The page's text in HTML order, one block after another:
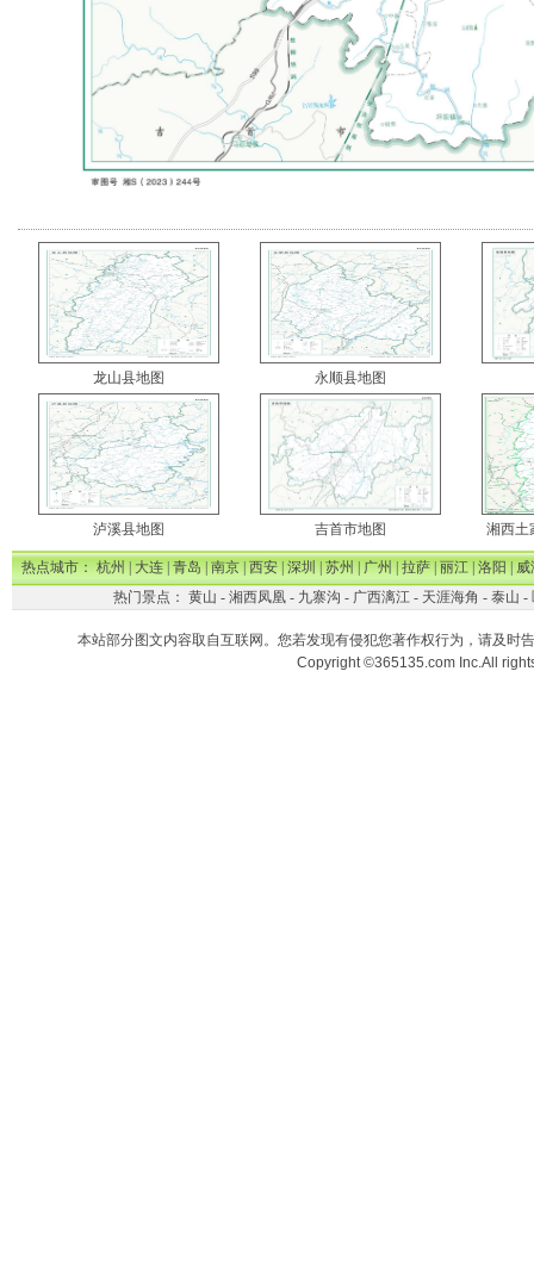
龙山县地图 永顺县地图
泸溪县地图 吉首市地图 湘西土
热点城市：杭州|大连|青岛|南京|西安|深圳|苏州|广州|拉萨|丽江|洛阳|威
热门景点： 黄山 - 湘西凤凰- 九寨沟 - 广西漓江- 天涯海角 - 泰山 -
本站部分图文内容取自互联网。您若发现有侵犯您著作权行为，请及时
Copyright ©365135.com Inc.All